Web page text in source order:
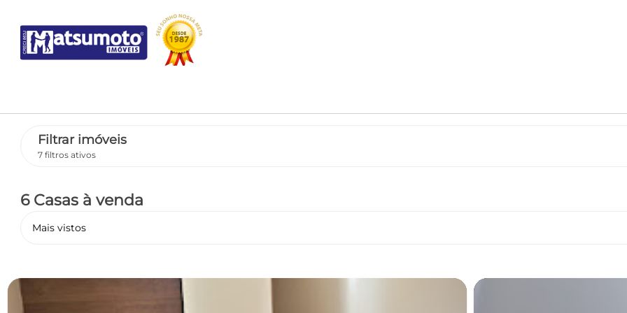
Filtrar imóveis
7 filtros ativos
6 Casas à venda
Mais vistos